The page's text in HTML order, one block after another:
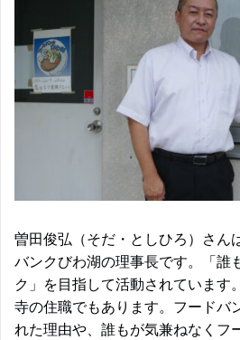
曽田俊弘（そだ・としひろ）さん
バンクびわ湖の理事長です。「誰
ク」を目指して活動されています
寺の住職でもあります。フードバ
れた理由や、誰もが気兼ねなくフ